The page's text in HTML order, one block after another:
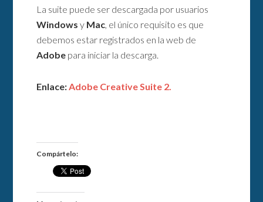
La suite puede ser descargada por usuarios
Windows y Mac , el único requisito es que
debemos estar registrados en la web de
Adobe para iniciar la descarga.
Enlace: Adobe Creative Suite 2.
Compártelo: